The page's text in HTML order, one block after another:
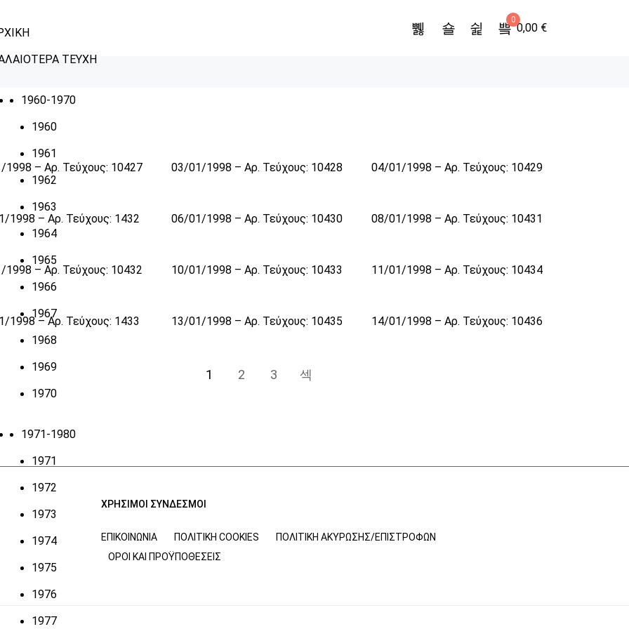
ΤΕΥΧΗ
1960-1970
1960
1961
1962
1963
1964
1965
1966
1967
1968
1969
1970
1971-1980
1971
1972
1973
1974
1975
1976
1977
0
0,00 €
1998 – Αρ. Τεύχους: 10427 03/01/1998 – Αρ. Τεύχους: 10428 04/01/1998 – Αρ. Τεύχους: 10429
1998 – Αρ. Τεύχους: 1432 06/01/1998 – Αρ. Τεύχους: 10430 08/01/1998 – Αρ. Τεύχους: 10431
1998 – Αρ. Τεύχους: 10432 10/01/1998 – Αρ. Τεύχους: 10433 11/01/1998 – Αρ. Τεύχους: 10434
1998 – Αρ. Τεύχους: 1433 13/01/1998 – Αρ. Τεύχους: 10435 14/01/1998 – Αρ. Τεύχους: 10436
1 2 3
ΧΡΗΣΙΜΟΙ ΣΥΝΔΕΣΜΟΙ
ΕΠΙΚΟΙΝΩΝΊΑ ΠΟΛΙΤΙΚΉ COOKIES
ΠΟΛΙΤΙΚΉ ΑΚΎΡΩΣΗΣ/ΕΠΙΣΤΡΟΦΏΝ
ΌΡΟΙ ΚΑΙ ΠΡΟΫΠΟΘΈΣΕΙΣ